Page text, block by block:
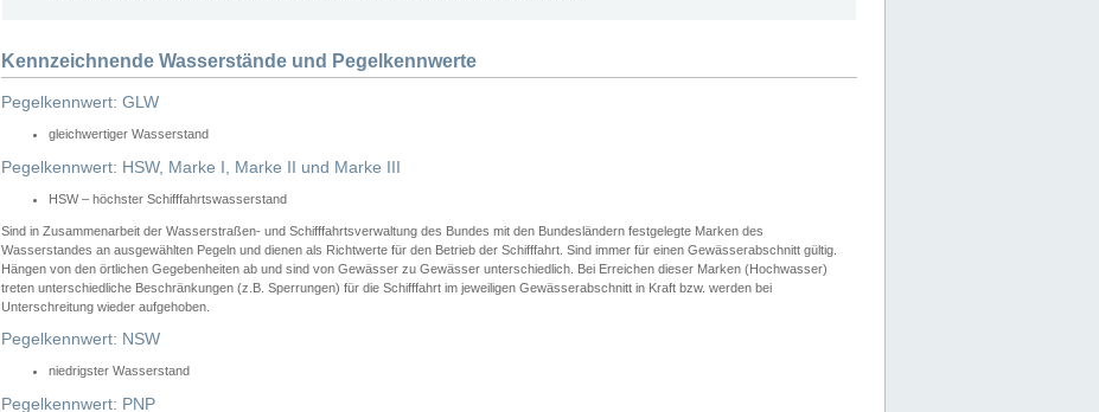
Kennzeichnende Wasserstände und Pegelkennwerte
Pegelkennwert: GLW
gleichwertiger Wasserstand
Pegelkennwert: HSW, Marke I, Marke II und Marke III
HSW – höchster Schifffahrtswasserstand
Sind in Zusammenarbeit der Wasserstraßen- und Schifffahrtsverwaltung des Bundes mit den Bundesländern festgelegte Marken des
Wasserstandes an ausgewählten Pegeln und dienen als Richtwerte für den Betrieb der Schifffahrt. Sind immer für einen Gewässerabschnitt gültig.
Hängen von den örtlichen Gegebenheiten ab und sind von Gewässer zu Gewässer unterschiedlich. Bei Erreichen dieser Marken (Hochwasser)
treten unterschiedliche Beschränkungen (z.B. Sperrungen) für die Schifffahrt im jeweiligen Gewässerabschnitt in Kraft bzw. werden bei
Unterschreitung wieder aufgehoben.
Pegelkennwert: NSW
niedrigster Wasserstand
Pegelkennwert: PNP